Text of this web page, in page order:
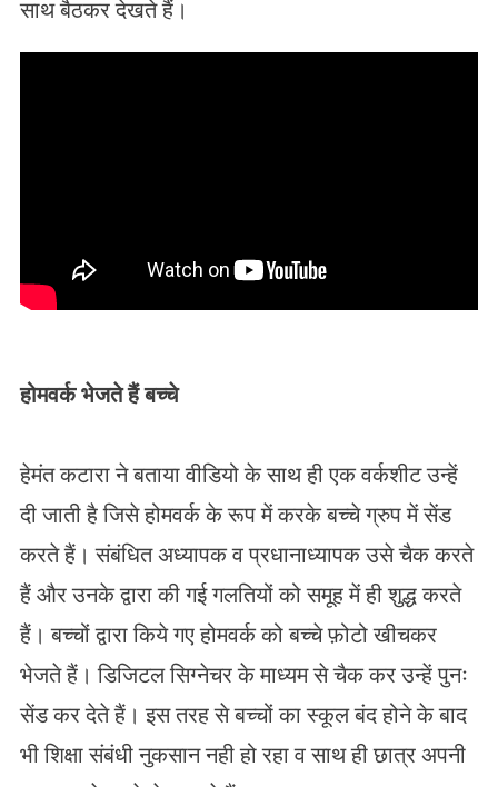
साथ बैठकर देखते हैं।
होमवर्क भेजते हैं बच्चे
हेमंत कटारा ने बताया वीडियो के साथ ही एक वर्कशीट उन्हें
दी जाती है जिसे होमवर्क के रूप में करके बच्चे ग्रुप में सेंड
करते हैं। संबंधित अध्यापक व प्रधानाध्यापक उसे चैक करते
हैं और उनके द्वारा की गई गलतियों को समूह में ही शुद्ध करते
हैं। बच्चों द्वारा किये गए होमवर्क को बच्चे फ़ोटो खीचकर
भेजते हैं। डिजिटल सिग्नेचर के माध्यम से चैक कर उन्हें पुनः
सेंड कर देते हैं। इस तरह से बच्चों का स्कूल बंद होने के बाद
भी शिक्षा संबंधी नुकसान नही हो रहा व साथ ही छात्र अपनी